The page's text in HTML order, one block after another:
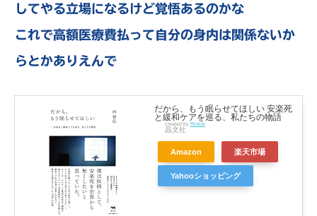
してやる立場になるけど覚悟あるのかな
これで高額医療費払って自分の身内は関係ないか
らとかありえんで
だから、もう眠らせてほしい 安楽死
と緩和ケアを巡る、私たちの物語
created by Rinker
晶文社
Amazon 楽天市場
Yahooショッピング